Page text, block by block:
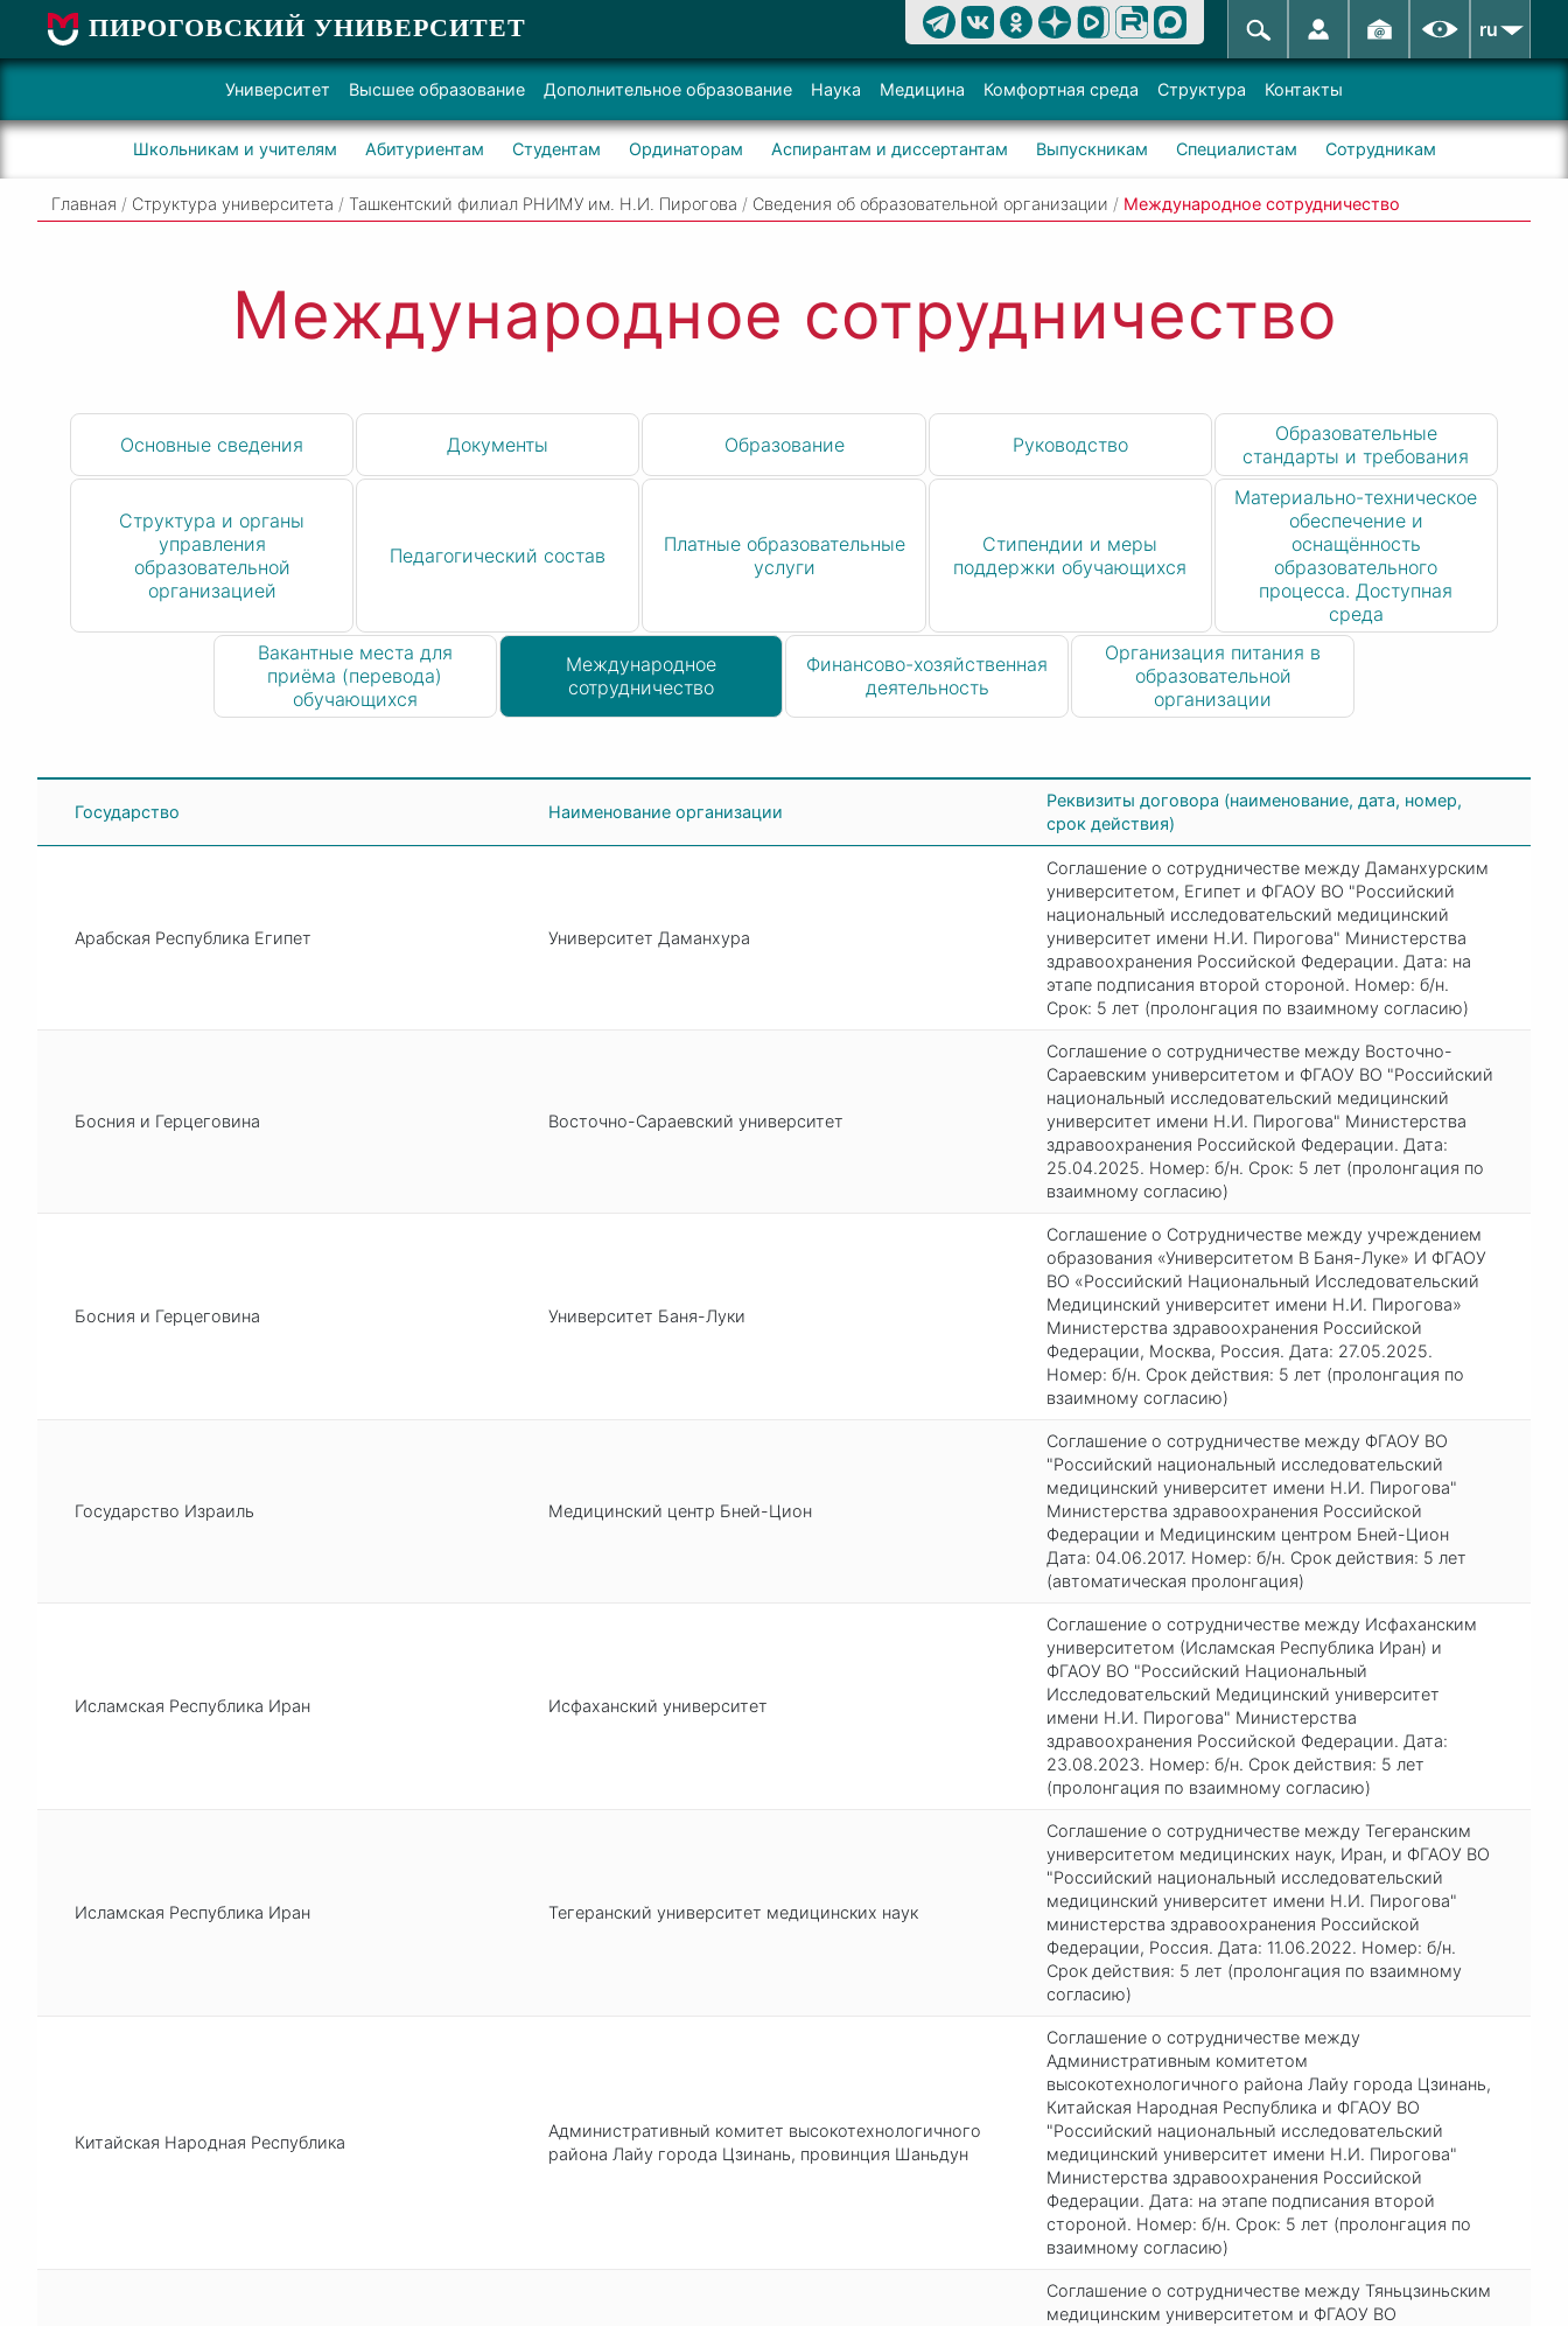
ПИРОГОВСКИЙ УНИВЕРСИТЕТ ru
Университет Высшее образование Дополнительное образование Наука Медицина Комфортная среда Структура Контакты
Школьникам и учителям Абитуриентам Студентам Ординаторам Аспирантам и диссертантам Выпускникам Специалистам Сотрудникам
Главная / Структура университета / Ташкентский филиал РНИМУ им. Н.И. Пирогова / Сведения об образовательной организации / Международное сотрудничество
Международное сотрудничество
Основные сведения Документы Образование Руководство
Образовательные
стандарты и требования
Структура и органы
управления
образовательной
организацией
Педагогический состав
Платные образовательные
услуги
Стипендии и меры
поддержки обучающихся
Материально-техническое
обеспечение и
оснащённость
образовательного
процесса. Доступная
среда
Вакантные места для
приёма (перевода)
обучающихся
Международное
сотрудничество
Финансово-хозяйственная
деятельность
Организация питания в
образовательной
организации
Государство Наименование организации
Реквизиты договора (наименование, дата, номер,
срок действия)
Арабская Республика Египет Университет Даманхура
Соглашение о сотрудничестве между Даманхурским
университетом, Египет и ФГАОУ ВО "Российский
национальный исследовательский медицинский
университет имени Н.И. Пирогова" Министерства
здравоохранения Российской Федерации. Дата: на
этапе подписания второй стороной. Номер: б/н.
Срок: 5 лет (пролонгация по взаимному согласию)
Босния и Герцеговина Восточно-Сараевский университет
Соглашение о сотрудничестве между Восточно-
Сараевским университетом и ФГАОУ ВО "Российский
национальный исследовательский медицинский
университет имени Н.И. Пирогова" Министерства
здравоохранения Российской Федерации. Дата:
25.04.2025. Номер: б/н. Срок: 5 лет (пролонгация по
взаимному согласию)
Босния и Герцеговина Университет Баня-Луки
Соглашение о Сотрудничестве между учреждением
образования «Университетом В Баня-Луке» И ФГАОУ
ВО «Российский Национальный Исследовательский
Медицинский университет имени Н.И. Пирогова»
Министерства здравоохранения Российской
Федерации, Москва, Россия. Дата: 27.05.2025.
Номер: б/н. Срок действия: 5 лет (пролонгация по
взаимному согласию)
Государство Израиль Медицинский центр Бней-Цион
Соглашение о сотрудничестве между ФГАОУ ВО
"Российский национальный исследовательский
медицинский университет имени Н.И. Пирогова"
Министерства здравоохранения Российской
Федерации и Медицинским центром Бней-Цион
Дата: 04.06.2017. Номер: б/н. Срок действия: 5 лет
(автоматическая пролонгация)
Исламская Республика Иран Исфаханский университет
Соглашение о сотрудничестве между Исфаханским
университетом (Исламская Республика Иран) и
ФГАОУ ВО "Российский Национальный
Исследовательский Медицинский университет
имени Н.И. Пирогова" Министерства
здравоохранения Российской Федерации. Дата:
23.08.2023. Номер: б/н. Срок действия: 5 лет
(пролонгация по взаимному согласию)
Исламская Республика Иран Тегеранский университет медицинских наук
Соглашение о сотрудничестве между Тегеранским
университетом медицинских наук, Иран, и ФГАОУ ВО
"Российский национальный исследовательский
медицинский университет имени Н.И. Пирогова"
министерства здравоохранения Российской
Федерации, Россия. Дата: 11.06.2022. Номер: б/н.
Срок действия: 5 лет (пролонгация по взаимному
согласию)
Китайская Народная Республика
Административный комитет высокотехнологичного
района Лайу города Цзинань, провинция Шаньдун
Соглашение о сотрудничестве между
Административным комитетом
высокотехнологичного района Лайу города Цзинань,
Китайская Народная Республика и ФГАОУ ВО
"Российский национальный исследовательский
медицинский университет имени Н.И. Пирогова"
Министерства здравоохранения Российской
Федерации. Дата: на этапе подписания второй
стороной. Номер: б/н. Срок: 5 лет (пролонгация по
взаимному согласию)
Соглашение о сотрудничестве между Тяньцзиньским
медицинским университетом и ФГАОУ ВО